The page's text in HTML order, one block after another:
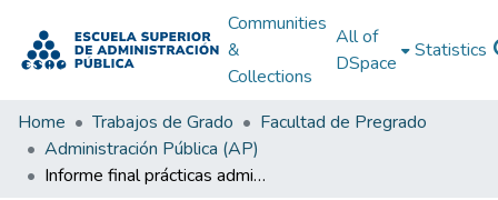
Communities
&
Collections
All of
DSpace
Statistics
Home Trabajos de Grado
Facultad de Pregrado
Administración Pública (AP)
Informe final prácticas administrativas Gobernación de Cundinamarca